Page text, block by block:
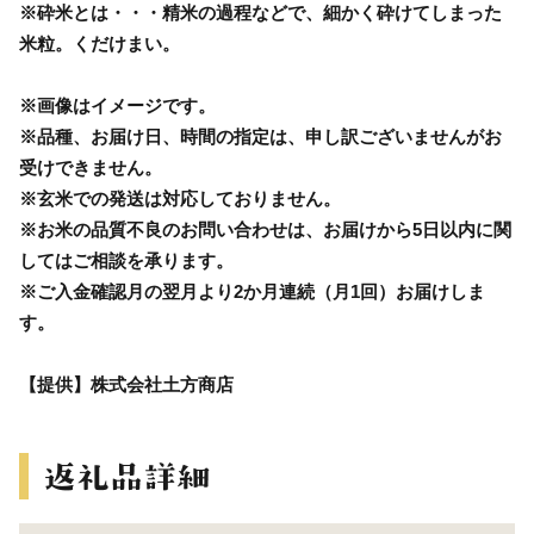
※砕米とは・・・精米の過程などで、細かく砕けてしまった
米粒。くだけまい。
※画像はイメージです。
※品種、お届け日、時間の指定は、申し訳ございませんがお
受けできません。
※玄米での発送は対応しておりません。
※お米の品質不良のお問い合わせは、お届けから5日以内に関
してはご相談を承ります。
※ご入金確認月の翌月より2か月連続（月1回）お届けしま
す。
【提供】株式会社土方商店